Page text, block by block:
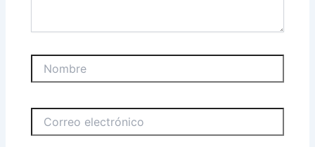
electrónico